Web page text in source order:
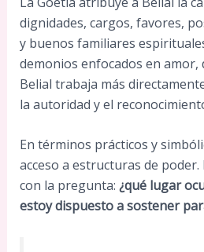
dignidades, cargos, favores,
y buenos familiares
demonios enfocados en amor,
Belial trabaja más
la autoridad y el
En términos prácticos y
acceso a estructuras de
con la pregunta: ¿qué lugar
estoy dispuesto a sostener